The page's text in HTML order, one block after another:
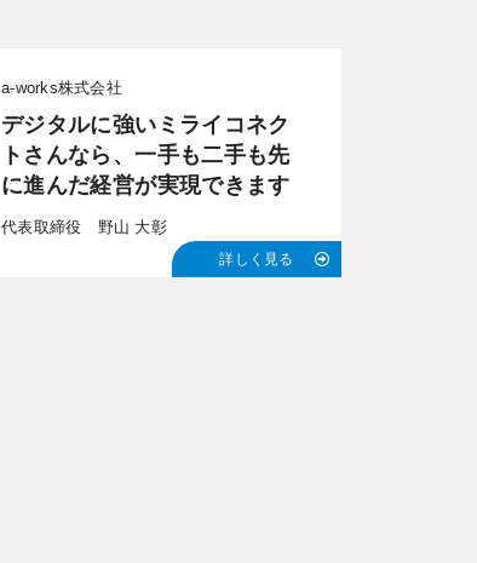
a-works株式会社
デジタルに強いミライコネク
トさんなら、一手も二手も先
に進んだ経営が実現できます
代表取締役 野山 大彰
詳しく見る